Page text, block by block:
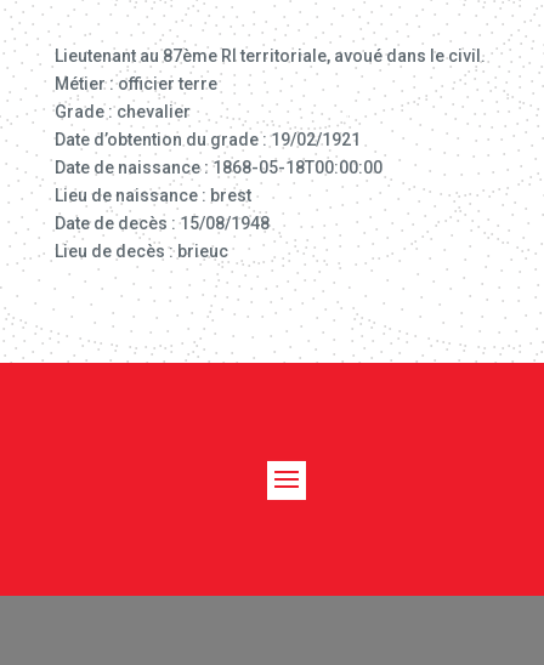
Lieutenant au 87ème RI territoriale, avoué dans le civil.
Métier : officier terre
Grade : chevalier
Date d’obtention du grade : 19/02/1921
Date de naissance : 1868-05-18T00:00:00
Lieu de naissance : brest
Date de decès : 15/08/1948
Lieu de decès : brieuc